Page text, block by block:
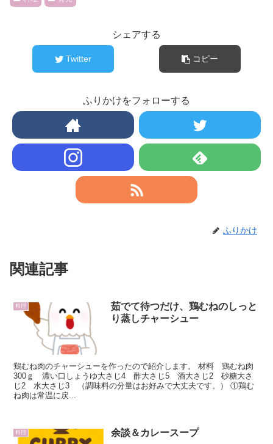
シェアする
Twitter コピー
ふりかけをフォローする
ふりかけ
関連記事
料理
茹でて待つだけ、鶏むねのしっと
り蒸しチャーシュー
鶏むね肉のチャーシューを作ったので紹介します。 材料 鶏むね肉
300ｇ 濃い口しょうゆ大さじ4 酢大さじ5 酒大さじ2 砂糖大さ
じ2 水大さじ3 （調味料の分量はお好みで大丈夫です。） ①鶏む
ね肉は常温に戻...
料理 余談＆カレースープ